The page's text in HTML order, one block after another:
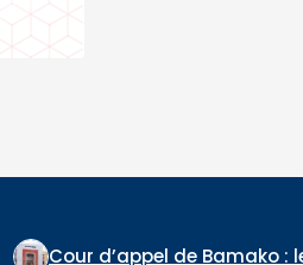
: les procès de Ben le